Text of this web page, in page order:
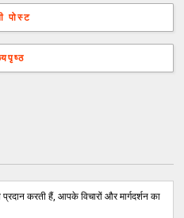
पोस्ट
करती हैं, आपके विचारों और मार्गदर्शन का